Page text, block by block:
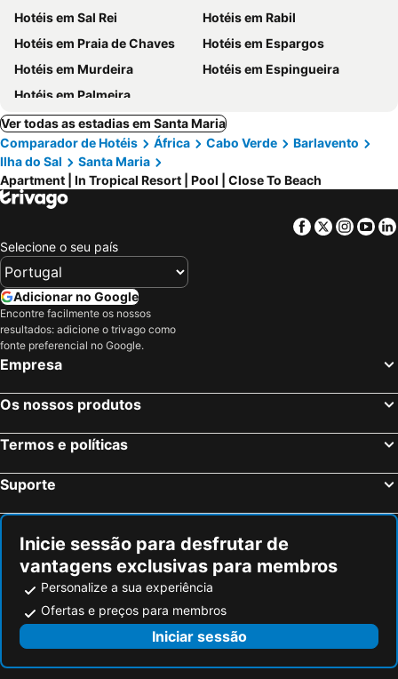
Hotéis em Sal Rei
Hotéis em Rabil
Hotéis em Praia de Chaves
Hotéis em Espargos
Hotéis em Murdeira
Hotéis em Espingueira
Hotéis em Palmeira
Ver todas as estadias em Santa Maria
Comparador de Hotéis
África Cabo Verde
Barlavento
Ilha do Sal
Santa Maria
Apartment | In Tropical Resort | Pool | Close To Beach
Facebook
Twitter
Selecione o seu país
Adicionar no Google
Encontre facilmente os nossos
resultados: adicione o trivago como
fonte preferencial no Google.
Empresa
Os nossos produtos
Termos e políticas
Suporte
Inicie sessão para desfrutar de
vantagens exclusivas para membros
Personalize a sua experiência
Ofertas e preços para membros
Iniciar sessão